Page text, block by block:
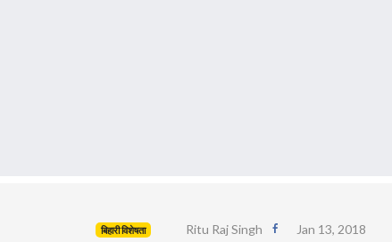
बिहारी विशेषता Ritu Raj Singh Jan 13, 2018